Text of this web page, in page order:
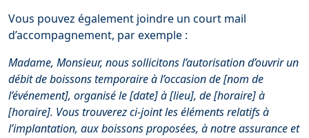
Vous pouvez également joindre un court mail
d’accompagnement, par exemple :
Madame, Monsieur, nous sollicitons l’autorisation d’ouvrir un
débit de boissons temporaire à l’occasion de [nom de
l’événement], organisé le [date] à [lieu], de [horaire] à
[horaire]. Vous trouverez ci-joint les éléments relatifs à
l’implantation, aux boissons proposées, à notre assurance et